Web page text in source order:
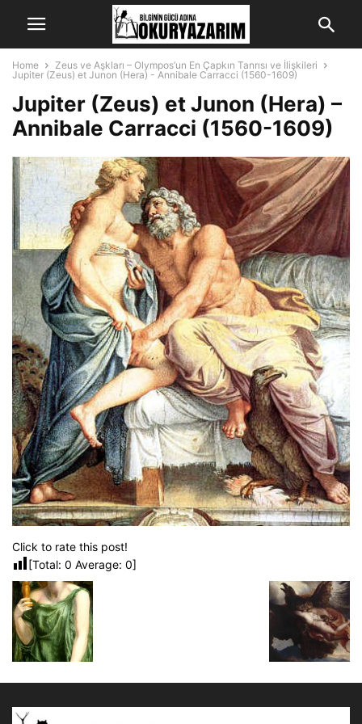
Home
Zeus ve Aşkları – Olympos’un En Çapkın Tanrısı ve İlişkileri
Jupiter (Zeus) et Junon (Hera) - Annibale Carracci (1560-1609)
Jupiter (Zeus) et Junon (Hera) –
Annibale Carracci (1560-1609)
Click to rate this post!
[Total: 0 Average: 0]